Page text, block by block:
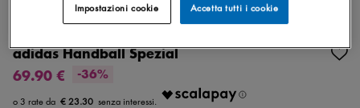
adidas Handball Spezial
69.90 €
-36%
€ 23.30
beige/marrone
Accetta tutti i cookie
Impostazioni cookie